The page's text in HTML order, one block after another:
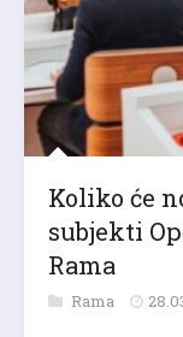
Koliko će
subjekti
Rama
Rama